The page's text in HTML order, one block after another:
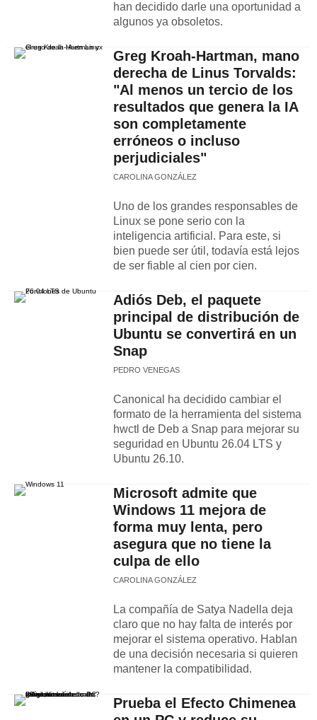
han decidido darle una oportunidad a
algunos ya obsoletos.
Greg Kroah-Hartman, mano
derecha de Linus Torvalds:
"Al menos un tercio de los
resultados que genera la IA
son completamente
erróneos o incluso
perjudiciales"
CAROLINA GONZÁLEZ
Uno de los grandes responsables de
Linux se pone serio con la
inteligencia artificial. Para este, si
bien puede ser útil, todavía está lejos
de ser fiable al cien por cien.
Adiós Deb, el paquete
principal de distribución de
Ubuntu se convertirá en un
Snap
PEDRO VENEGAS
Canonical ha decidido cambiar el
formato de la herramienta del sistema
hwctl de Deb a Snap para mejorar su
seguridad en Ubuntu 26.04 LTS y
Ubuntu 26.10.
Microsoft admite que
Windows 11 mejora de
forma muy lenta, pero
asegura que no tiene la
culpa de ello
CAROLINA GONZÁLEZ
La compañía de Satya Nadella deja
claro que no hay falta de interés por
mejorar el sistema operativo. Hablan
de una decisión necesaria si quieren
mantener la compatibilidad.
Prueba el Efecto Chimenea